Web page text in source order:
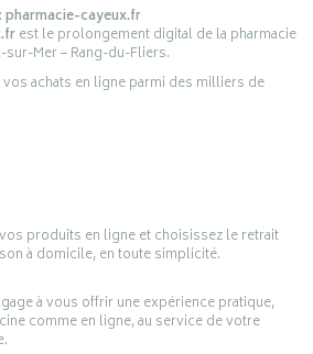
pharmacie-cayeux.fr
est le prolongement digital de la pharmacie
sur-Mer – Rang-du-Fliers.
achats en ligne parmi des milliers de
produits en ligne et choisissez le retrait
à domicile, en toute simplicité.
à vous offrir une expérience pratique,
comme en ligne, au service de votre